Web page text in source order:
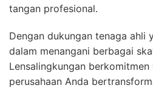
tangan profesional.
Dengan dukungan tenaga ahli
dalam menangani berbagai
Lensalingkungan
perusahaan Anda